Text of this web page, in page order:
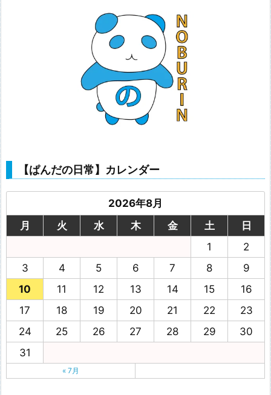
【ぱんだの日常】カレンダー
2026年8月
月
火 水 木 金 土
日
1
2
3
4 5 6 7 8
9
10
11 12 13 14 15
16
17
18 19 20 21 22
23
24
25 26 27 28 29
30
31
« 7月